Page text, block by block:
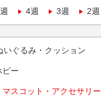
4週 3週 2週
いぐるみ・クッション
ビー
スコット・アクセサリー